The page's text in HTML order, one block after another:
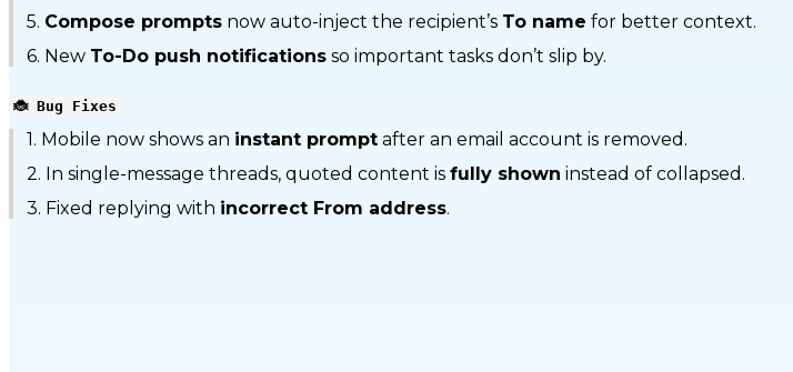
5. Compose prompts now auto-inject the recipient’s To name for better context.
6. New To-Do push notifications so important tasks don’t slip by.
🐞 Bug Fixes
1. Mobile now shows an instant prompt after an email account is removed.
2. In single-message threads, quoted content is fully shown instead of collapsed.
3. Fixed replying with incorrect From address.